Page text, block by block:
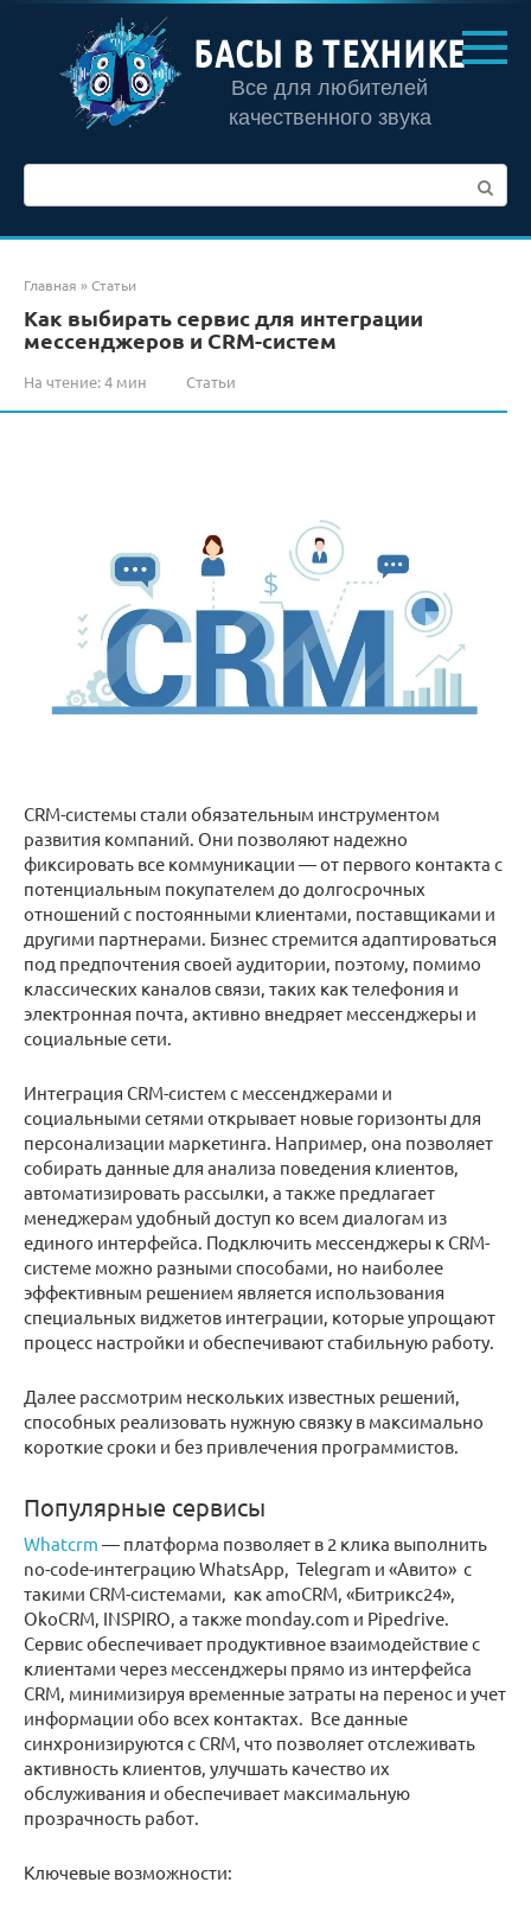
контенту
БАСЫ В ТЕХНИКЕ
Все для любителей
качественного звука
Главная »Статьи
Как выбирать сервис для интеграции
мессенджеров и CRM-систем
На чтение:4 мин Статьи
CRM-системы стали обязательным инструментом
развития компаний. Они позволяют надежно
фиксировать все коммуникации — от первого контакта с
потенциальным покупателем до долгосрочных
отношений с постоянными клиентами, поставщиками и
другими партнерами. Бизнес стремится адаптироваться
под предпочтения своей аудитории, поэтому, помимо
классических каналов связи, таких как телефония и
электронная почта, активно внедряет мессенджеры и
социальные сети.
Интеграция CRM-систем с мессенджерами и
социальными сетями открывает новые горизонты для
персонализации маркетинга. Например, она позволяет
собирать данные для анализа поведения клиентов,
автоматизировать рассылки, а также предлагает
менеджерам удобный доступ ко всем диалогам из
единого интерфейса. Подключить мессенджеры к CRM-
системе можно разными способами, но наиболее
эффективным решением является использования
специальных виджетов интеграции, которые упрощают
процесс настройки и обеспечивают стабильную работу.
Далее рассмотрим нескольких известных решений,
способных реализовать нужную связку в максимально
короткие сроки и без привлечения программистов.
Популярные сервисы
Whatcrm — платформа позволяет в 2 клика выполнить
no-code-интеграцию WhatsApp, Telegram и «Авито» с
такими CRM-системами, как amoCRM, «Битрикс24»,
OkoCRM, INSPIRO, а также monday.com и Pipedrive.
Сервис обеспечивает продуктивное взаимодействие с
клиентами через мессенджеры прямо из интерфейса
CRM, минимизируя временные затраты на перенос и учет
информации обо всех контактах. Все данные
синхронизируются с CRM, что позволяет отслеживать
активность клиентов, улучшать качество их
обслуживания и обеспечивает максимальную
прозрачность работ.
Ключевые возможности: